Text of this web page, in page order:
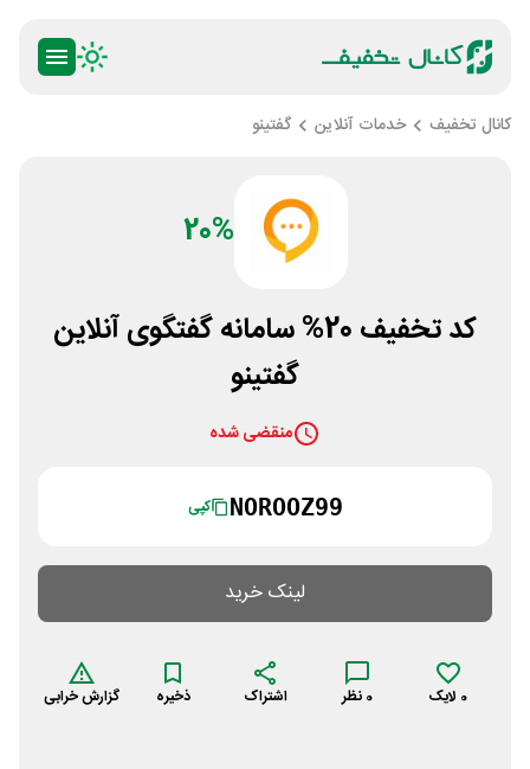
کانال تخفیف خدمات آنلاین گفتینو
20%
کد تخفیف 20% سامانه گفتگوی آنلاین
گفتینو
منقضی شده
NOROOZ99 کپی
لینک خرید
0 لایک 0 نظر اشتراک ذخیره گزارش خرابی